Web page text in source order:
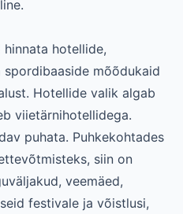
hotellide,
mõõdukaid
Hotellide valik algab
viietärnihotellidega.
puhata. Puhkekohtades
siin on
veemäed,
festivale ja võistlusi,